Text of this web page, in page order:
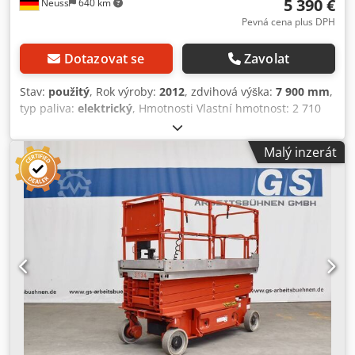
5 390 €
Pevná cena plus DPH
Dotazovat se Zavolat
Stav: použitý, Rok výroby: 2012, zdvihová výška: 7 900 mm,
typ paliva: elektrický, Hmotnosti Vlastní hmotnost: 2 710
kg Funkční vlastnosti Nosnost: 450 kg Pracovní výška: 990
cm Rozměry nákladového prostoru: 250 x 117 x 234 cm
Označení CE: ano Stav Celkový stav: průměrný Technický
stav: průměrný Optický stav: průměrný Další informace
Dodací podmínky: EXW Další informace Pro další informace
kontaktujte Christiana Theißena. Výrobce: JLG Typ: 2646ES
Rok výroby: 2012 Typ produktu: použité Data: Max.
pracovní výška: 9,90 m Max. výška plošiny: 7,90 m Nosnost:
450 kg Nosnost při plném výsuvu: 120 kg Typ pohonu:
baterie Rozměry plošiny (d x š): 2,50 x 1,10 m Délka plošiny
při plném výsuvu: 3,73 m Celkové rozměry (d x š): 2,50 x
1,17 m Výška v transportní poloze s/bez zábradlí: 2,34 /
1,92 m Možnost dojezdu do pracovní výšky: 9,90 m Světlá
výška: 0,13 m Pouze pro vnitřní použití: ne Vlastní
Malý inzerát